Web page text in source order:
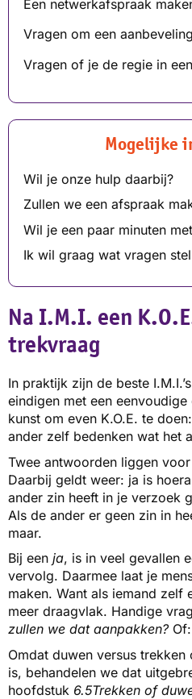
Een netwerkafspraak
Vragen om een
Vragen of je de regie in
Mogelijke
Wil je onze hulp daarbij?
Zullen we een afspraak
Wil je een paar minuten
Ik wil graag wat vragen
Na I.M.I. een
trekvraag
In praktijk zijn de beste
eindigen met een
kunst om even K.O.E. te
ander zelf bedenken wat het
Twee antwoorden liggen
Daarbij geldt weer: ja is
ander zin heeft in je verzoek
Als de ander er geen zin in
maar.
Bij een ja, is in veel gevallen
vervolg. Daarmee laat je
maken. Want als iemand zelf
meer draagvlak. Handige
zullen we dat aanpakken?Of:
Omdat duwen versus
is, behandelen we dat
hoofdstuk 6.5Trekken of